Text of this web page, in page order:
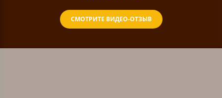
СМОТРИТЕ ВИДЕО-ОТЗЫВ